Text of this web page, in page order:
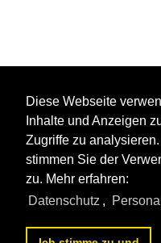
Diese Webseite
Inhalte und Anzeigen
Zugriffe zu
stimmen Sie der
zu. Mehr erfahren:
Datenschutz ,